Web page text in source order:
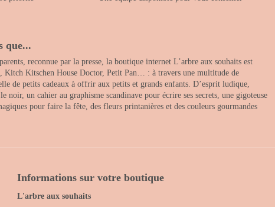
que...
reconnue par la presse, la boutique internet L’arbre aux souhaits est
Kitschen House Doctor, Petit Pan… : à travers une multitude de
de petits cadeaux à offrir aux petits et grands enfants. D’esprit ludique,
un cahier au graphisme scandinave pour écrire ses secrets, une gigoteuse
pour faire la fête, des fleurs printanières et des couleurs gourmandes
Informations sur votre boutique
L'arbre aux souhaits